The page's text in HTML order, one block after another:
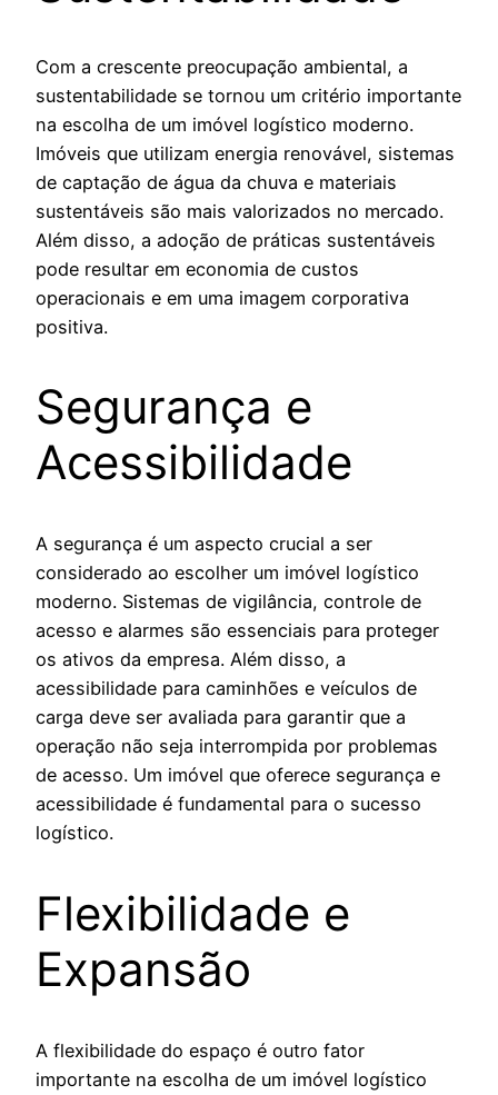
Com a crescente preocupação ambiental, a
sustentabilidade se tornou um critério importante
na escolha de um imóvel logístico moderno.
Imóveis que utilizam energia renovável, sistemas
de captação de água da chuva e materiais
sustentáveis são mais valorizados no mercado.
Além disso, a adoção de práticas sustentáveis
pode resultar em economia de custos
operacionais e em uma imagem corporativa
positiva.
Segurança e
Acessibilidade
A segurança é um aspecto crucial a ser
considerado ao escolher um imóvel logístico
moderno. Sistemas de vigilância, controle de
acesso e alarmes são essenciais para proteger
os ativos da empresa. Além disso, a
acessibilidade para caminhões e veículos de
carga deve ser avaliada para garantir que a
operação não seja interrompida por problemas
de acesso. Um imóvel que oferece segurança e
acessibilidade é fundamental para o sucesso
logístico.
Flexibilidade e
Expansão
A flexibilidade do espaço é outro fator
importante na escolha de um imóvel logístico